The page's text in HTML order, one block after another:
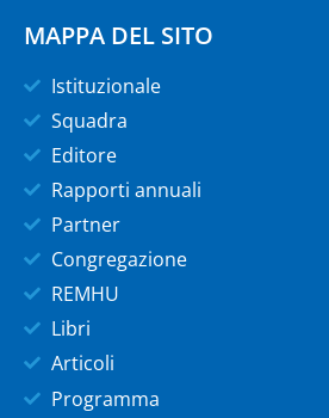
MAPPA DEL SITO
Istituzionale
Squadra
Editore
Rapporti annuali
Partner
Congregazione
REMHU
Libri
Articoli
Programma